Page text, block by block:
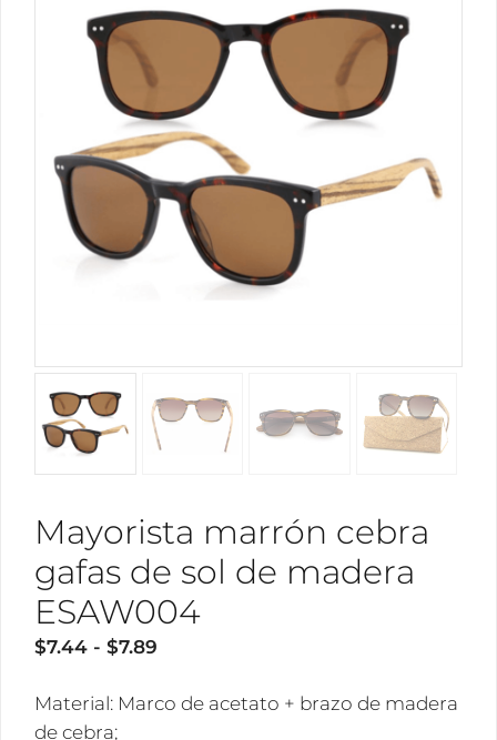
Mayorista marrón cebra
gafas de sol de madera
ESAW004
$7.44 - $7.89
precios:
Material: Marco de acetato + brazo de madera
de cebra;